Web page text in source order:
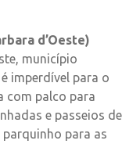
d’Oeste)
município
imperdível para o
com palco para
e passeios de
para as